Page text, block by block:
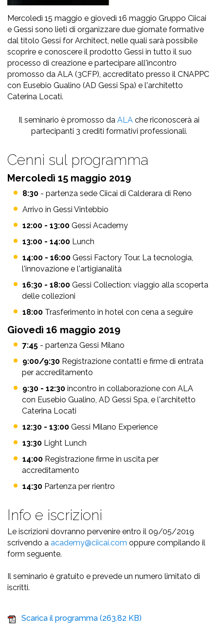
Mercoledì 15 maggio e giovedì 16 maggio Gruppo Ciicai
e Gessi sono lieti di organizzare due giornate formative
dal titolo Gessi for Architect, nelle quali sarà possibile
scoprire e conoscere il prodotto Gessi in tutto il suo
processo di creazione e partecipare all'incontro
promosso da ALA (3CFP), accreditato presso il CNAPPC
con Eusebio Gualino (AD Gessi Spa) e l'architetto
Caterina Locati.
Il seminario è promosso da ALA che riconoscerà ai
partecipanti 3 crediti formativi professionali.
Cenni sul programma
Mercoledì 15 maggio 2019
8:30 - partenza sede Ciicai di Calderara di Reno
Arrivo in Gessi Vintebbio
12:00 - 13:00 Gessi Academy
13:00 - 14:00 Lunch
14:00 - 16:00 Gessi Factory Tour. La tecnologia,
l'innovazione e l'artigianalità
16:30 - 18:00 Gessi Collection: viaggio alla scoperta
delle collezioni
18:00 Trasferimento in hotel con cena a seguire
Giovedì 16 maggio 2019
7:45 - partenza Gessi Milano
9:00/9:30 Registrazione contatti e firme di entrata
per accreditamento
9:30 - 12:30 incontro in collaborazione con ALA
con Eusebio Gualino, AD Gessi Spa, e l'architetto
Caterina Locati
12:30 - 13:00 Gessi Milano Experience
13:30 Light Lunch
14:00 Registrazione firme in uscita per
accreditamento
14:30 Partenza per rientro
Info e iscrizioni
Le iscrizioni dovranno pervenire entro il 09/05/2019
scrivendo a academy@ciicai.com oppure compilando il
form seguente.
Il seminario è gratuito e prevede un numero limitato di
iscritti.
Scarica il programma (263.82 KB)